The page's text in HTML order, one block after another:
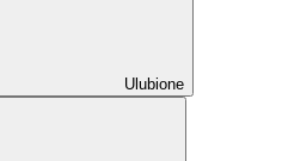
Ulubione